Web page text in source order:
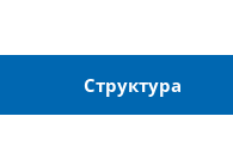
Структура